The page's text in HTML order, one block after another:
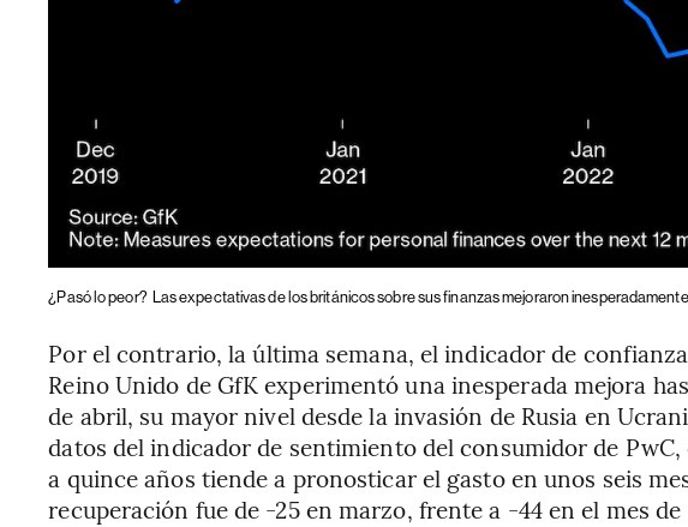
¿Pasó lo peor? Las expectativas de los británicos sobre sus finanzas mejoraron
Por el contrario, la última semana, el indicador de
Reino Unido de GfK experimentó una inesperada mejora
de abril, su mayor nivel desde la invasión de Rusia en
datos del indicador de sentimiento del consumidor de PwC,
a quince años tiende a pronosticar el gasto en unos seis
recuperación fue de -25 en marzo, frente a -44 en el mes